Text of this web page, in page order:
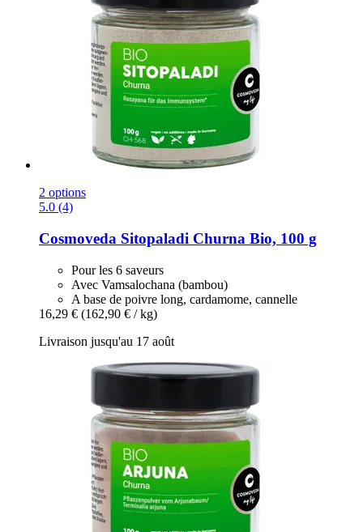
2 options
5.0 (4)
Cosmoveda Sitopaladi Churna Bio, 100 g
Pour les 6 saveurs
Avec Vamsalochana (bambou)
A base de poivre long, cardamome, cannelle
16,29 € (162,90 € / kg)
Livraison jusqu'au 17 août